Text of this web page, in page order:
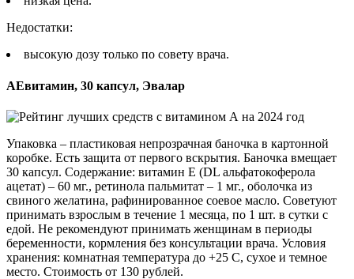
Недостатки:
высокую дозу только по совету врача.
АЕвитамин, 30 капсул, Эвалар
Упаковка – пластиковая непрозрачная баночка в картонной
коробке. Есть защита от первого вскрытия. Баночка вмещает
30 капсул. Содержание: витамин Е (DL альфатокоферола
ацетат) – 60 мг., ретинола пальмитат – 1 мг., оболочка из
свиного желатина, рафинированное соевое масло. Советуют
принимать взрослым в течение 1 месяца, по 1 шт. в сутки с
едой. Не рекомендуют принимать женщинам в периоды
беременности, кормления без консультации врача. Условия
хранения: комнатная температура до +25 С, сухое и темное
место. Стоимость от 130 рублей.